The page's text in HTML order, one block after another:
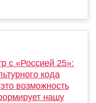
с «Россией 25»:
кода
возможность
нашу